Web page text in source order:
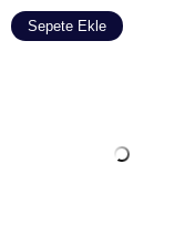
Sepete Ekle